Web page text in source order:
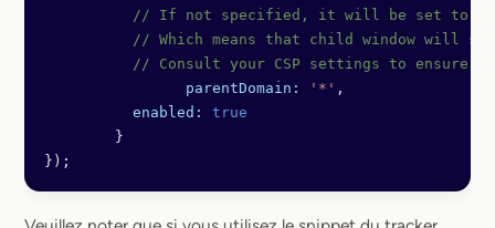
// If not specified, it will be set to
// Which means that child window will
// Consult your CSP settings to ensure
		parentDomain:
'*' ,
	  enabled:
true
	}
});